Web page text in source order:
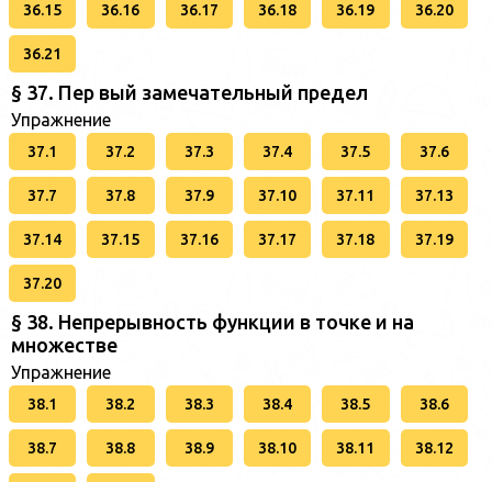
36.15 36.16 36.17 36.18 36.19 36.20
36.21
§ 37. Пер вый замечательный предел
Упражнение
37.1 37.2 37.3 37.4 37.5 37.6
37.7 37.8 37.9 37.10 37.11 37.13
37.14 37.15 37.16 37.17 37.18 37.19
37.20
§ 38. Непрерывность функции в точке и на
множестве
Упражнение
38.1 38.2 38.3 38.4 38.5 38.6
38.7 38.8 38.9 38.10 38.11 38.12